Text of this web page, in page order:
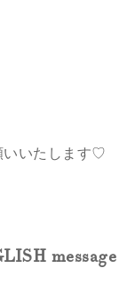
いいたします♡
message